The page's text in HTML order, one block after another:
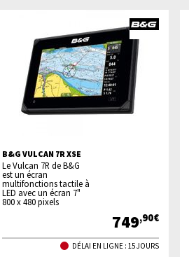
B&G VULCAN 7R XSE
Le Vulcan 7R de B&G
est un écran
multifonctions tactile à
LED avec un écran 7"
800 x 480 pixels
749,90€
DÉLAI EN LIGNE : 15 JOURS